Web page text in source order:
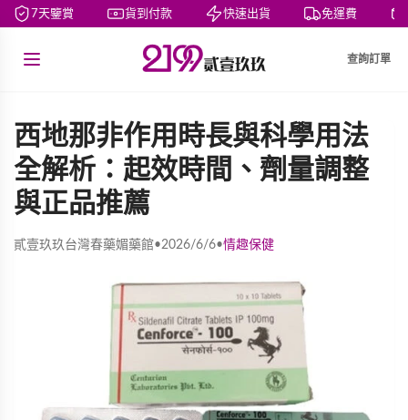
7天鑒賞 貨到付款 快速出貨 免運費
查詢訂單
西地那非作用時長與科學用法
全解析：起效時間、劑量調整
與正品推薦
貳壹玖玖台灣春藥媚藥館•2026/6/6•情趣保健